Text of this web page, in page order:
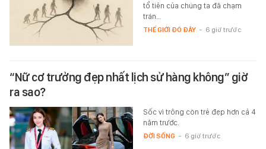
tổ tiên của chúng ta đã chạm
trán…
THẾ GIỚI ĐÓ ĐÂY - 6 giờ trước
“Nữ cơ trưởng đẹp nhất lịch sử hàng không” giờ
ra sao?
Sốc vì trông còn trẻ đẹp hơn cả 4
năm trước.
ĐỜI SỐNG - 6 giờ trước